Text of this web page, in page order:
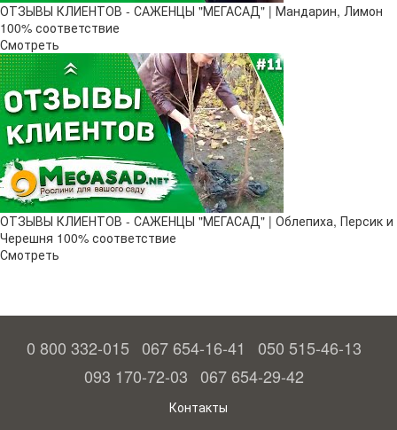
ОТЗЫВЫ КЛИЕНТОВ - САЖЕНЦЫ "МЕГАСАД" | Мандарин, Лимон
100% соответствие
Смотреть
ОТЗЫВЫ КЛИЕНТОВ - САЖЕНЦЫ "МЕГАСАД" | Облепиха, Персик и
Черешня 100% соответствие
Смотреть
0 800 332-015 067 654-16-41
050 515-46-13
093 170-72-03 067 654-29-42
Контакты